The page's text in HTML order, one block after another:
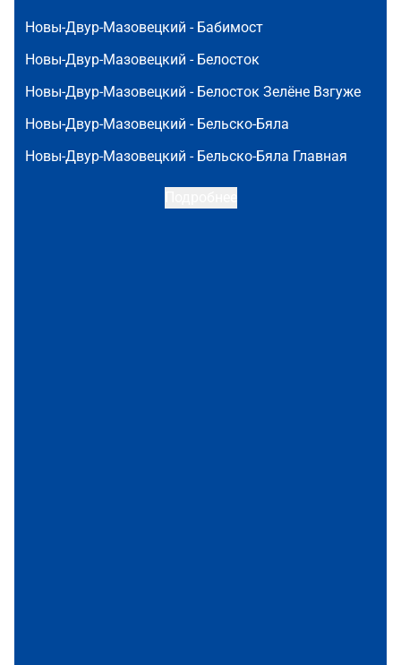
Новы-Двур-Мазовецкий - Бабимост
Новы-Двур-Мазовецкий - Белосток
Новы-Двур-Мазовецкий - Белосток Зелёне Взгуже
Новы-Двур-Мазовецкий - Бельско-Бяла
Новы-Двур-Мазовецкий - Бельско-Бяла Главная